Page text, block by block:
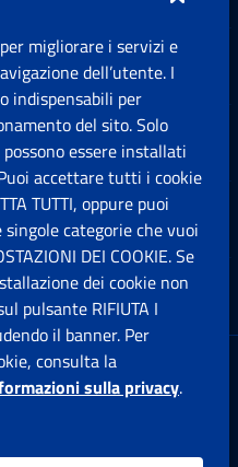
il Grande, 21
migliorare i servizi e
dell’utente. I
indispensabili per
del sito. Solo
essere installati
accettare tutti i cookie
TUTTI, oppure puoi
categorie che vuoi
DEI COOKIE. Se
dei cookie non
pulsante RIFIUTA I
il banner. Per
consulta la
sulla privacy.